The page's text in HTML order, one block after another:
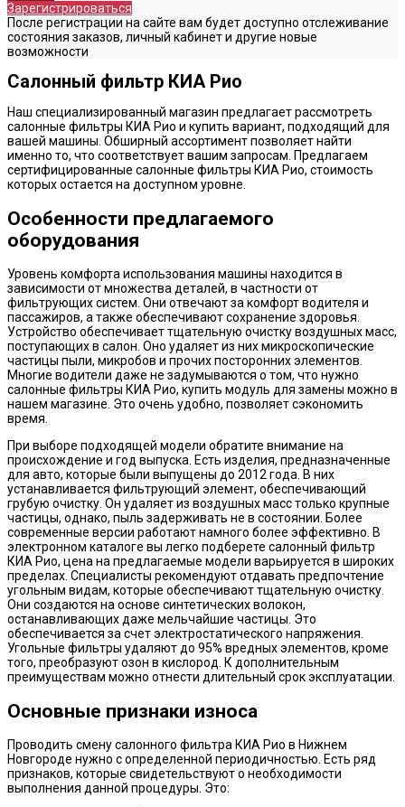
Зарегистрироваться
После регистрации на сайте вам будет доступно отслеживание
состояния заказов, личный кабинет и другие новые
возможности
Салонный фильтр КИА Рио
Наш специализированный магазин предлагает рассмотреть
салонные фильтры КИА Рио и купить вариант, подходящий для
вашей машины. Обширный ассортимент позволяет найти
именно то, что соответствует вашим запросам. Предлагаем
сертифицированные салонные фильтры КИА Рио, стоимость
которых остается на доступном уровне.
Особенности предлагаемого
оборудования
Уровень комфорта использования машины находится в
зависимости от множества деталей, в частности от
фильтрующих систем. Они отвечают за комфорт водителя и
пассажиров, а также обеспечивают сохранение здоровья.
Устройство обеспечивает тщательную очистку воздушных масс,
поступающих в салон. Оно удаляет из них микроскопические
частицы пыли, микробов и прочих посторонних элементов.
Многие водители даже не задумываются о том, что нужно
салонные фильтры КИА Рио, купить модуль для замены можно в
нашем магазине. Это очень удобно, позволяет сэкономить
время.
При выборе подходящей модели обратите внимание на
происхождение и год выпуска. Есть изделия, предназначенные
для авто, которые были выпущены до 2012 года. В них
устанавливается фильтрующий элемент, обеспечивающий
грубую очистку. Он удаляет из воздушных масс только крупные
частицы, однако, пыль задерживать не в состоянии. Более
современные версии работают намного более эффективно. В
электронном каталоге вы легко подберете салонный фильтр
КИА Рио, цена на предлагаемые модели варьируется в широких
пределах. Специалисты рекомендуют отдавать предпочтение
угольным видам, которые обеспечивают тщательную очистку.
Они создаются на основе синтетических волокон,
останавливающих даже мельчайшие частицы. Это
обеспечивается за счет электростатического напряжения.
Угольные фильтры удаляют до 95% вредных элементов, кроме
того, преобразуют озон в кислород. К дополнительным
преимуществам можно отнести длительный срок эксплуатации.
Основные признаки износа
Проводить смену салонного фильтра КИА Рио в Нижнем
Новгороде нужно с определенной периодичностью. Есть ряд
признаков, которые свидетельствуют о необходимости
выполнения данной процедуры. Это: